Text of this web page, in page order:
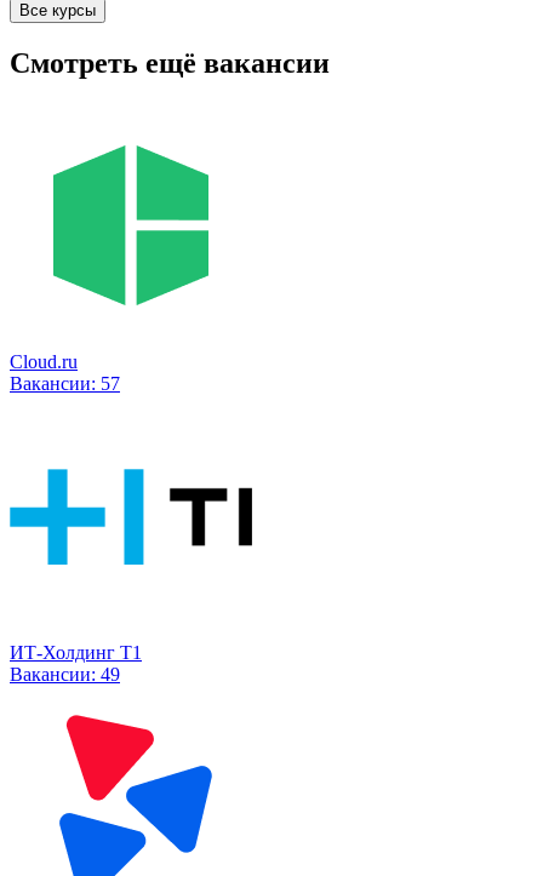
Все курсы
Смотреть ещё вакансии
Cloud.ru
Вакансии: 57
ИТ-Холдинг Т1
Вакансии: 49